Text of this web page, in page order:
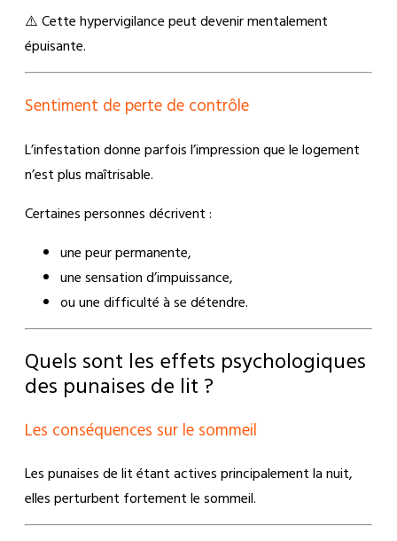
⚠️ Cette hypervigilance peut devenir mentalement
épuisante.
Sentiment de perte de contrôle
L’infestation donne parfois l’impression que le logement
n’est plus maîtrisable.
Certaines personnes décrivent :
une peur permanente,
une sensation d’impuissance,
ou une difficulté à se détendre.
Quels sont les effets psychologiques
des punaises de lit ?
Les conséquences sur le sommeil
Les punaises de lit étant actives principalement la nuit,
elles perturbent fortement le sommeil.